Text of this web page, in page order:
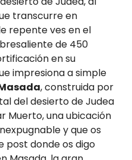
transcurre en
repente ves en el
de 450
en su
impresiona a simple
, construida por
del desierto de Judea
Muerto, una ubicación
y que os
post donde os digo